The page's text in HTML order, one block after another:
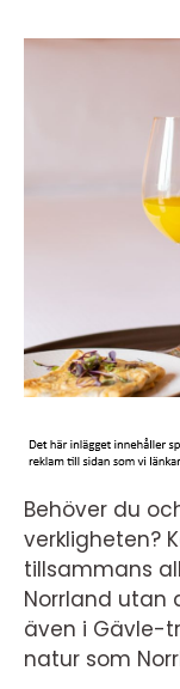
Behöver du
verkligheten?
tillsammans
Norrland utan
även i Gävle-
natur som